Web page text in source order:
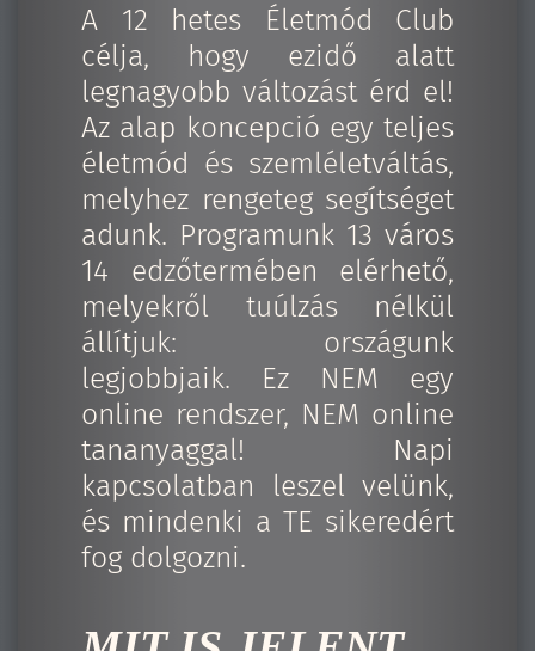
A 12 hetes Életmód Club
célja, hogy ezidő alatt
legnagyobb változást érd el!
Az alap koncepció egy teljes
életmód és szemléletváltás,
melyhez rengeteg segítséget
adunk. Programunk 13 város
14 edzőtermében elérhető,
melyekről tuúlzás nélkül
állítjuk: országunk
legjobbjaik. Ez NEM egy
online rendszer, NEM online
tananyaggal! Napi
kapcsolatban leszel velünk,
és mindenki a TE sikeredért
fog dolgozni.